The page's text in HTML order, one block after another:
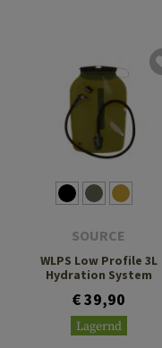
SOURCE
WLPS Low Profile 3L
Hydration System
€ 39,90
Lagernd